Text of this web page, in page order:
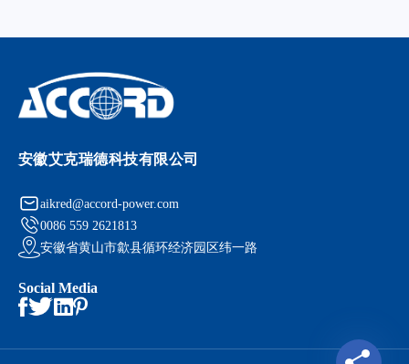
安徽艾克瑞德科技有限公司
aikred@accord-power.com
0086 559 2621813
安徽省黄山市歙县循环经济园区纬一路
Social Media